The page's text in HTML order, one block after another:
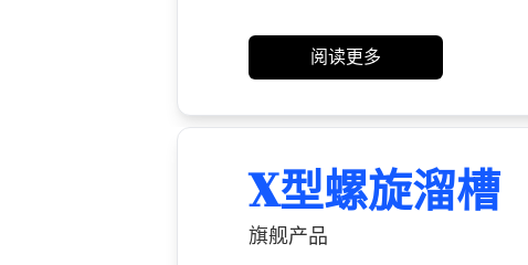
阅读更多
X型螺旋溜槽
旗舰产品